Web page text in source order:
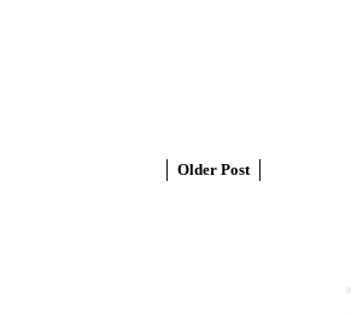
Older Post